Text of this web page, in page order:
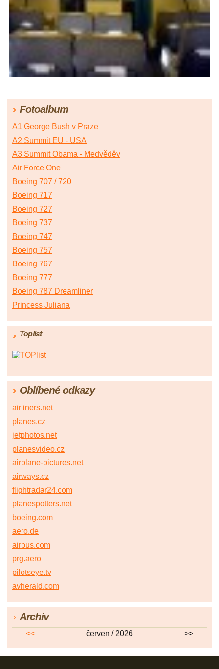
Fotoalbum
A1 George Bush v Praze
A2 Summit EU - USA
A3 Summit Obama - Medvěděv
Air Force One
Boeing 707 / 720
Boeing 717
Boeing 727
Boeing 737
Boeing 747
Boeing 757
Boeing 767
Boeing 777
Boeing 787 Dreamliner
Princess Juliana
Toplist
Oblíbené odkazy
airliners.net
planes.cz
jetphotos.net
planesvideo.cz
airplane-pictures.net
airways.cz
flightradar24.com
planespotters.net
boeing.com
aero.de
airbus.com
prg.aero
pilotseye.tv
avherald.com
Archiv
<< červen / 2026 >>